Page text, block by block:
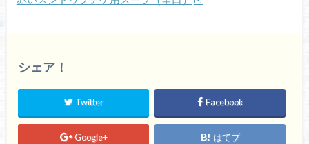
シェア！
Twitter Facebook
Google+ はてブ